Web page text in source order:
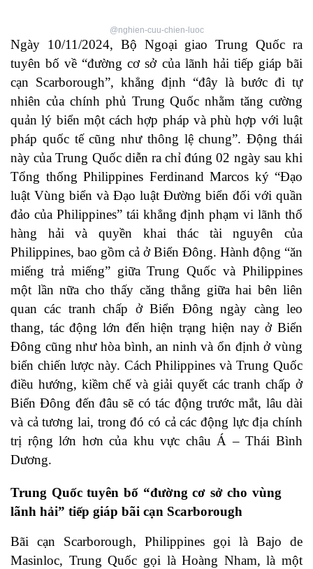
@nghien-cuu-chien-luoc
Ngày 10/11/2024, Bộ Ngoại giao Trung Quốc ra
tuyên bố về “đường cơ sở của lãnh hải tiếp giáp bãi
cạn Scarborough”, khẳng định “đây là bước đi tự
nhiên của chính phủ Trung Quốc nhằm tăng cường
quản lý biển một cách hợp pháp và phù hợp với luật
pháp quốc tế cũng như thông lệ chung”. Động thái
này của Trung Quốc diễn ra chỉ đúng 02 ngày sau khi
Tổng thống Philippines Ferdinand Marcos ký “Đạo
luật Vùng biển và Đạo luật Đường biển đối với quần
đảo của Philippines” tái khẳng định phạm vi lãnh thổ
hàng hải và quyền khai thác tài nguyên của
Philippines, bao gồm cả ở Biển Đông. Hành động “ăn
miếng trả miếng” giữa Trung Quốc và Philippines
một lần nữa cho thấy căng thẳng giữa hai bên liên
quan các tranh chấp ở Biển Đông ngày càng leo
thang, tác động lớn đến hiện trạng hiện nay ở Biển
Đông cũng như hòa bình, an ninh và ổn định ở vùng
biển chiến lược này. Cách Philippines và Trung Quốc
điều hướng, kiềm chế và giải quyết các tranh chấp ở
Biển Đông đến đâu sẽ có tác động trước mắt, lâu dài
và cả tương lai, trong đó có cả các động lực địa chính
trị rộng lớn hơn của khu vực châu Á – Thái Bình
Dương.
Trung Quốc tuyên bố “đường cơ sở cho vùng
lãnh hải” tiếp giáp bãi cạn Scarborough
Bãi cạn Scarborough, Philippines gọi là Bajo de
Masinloc, Trung Quốc gọi là Hoàng Nham, là một